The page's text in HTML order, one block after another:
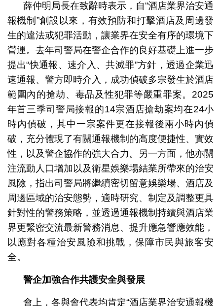
薛仲明局長在致辭時表示，自“酒店業界治安通
報機制”創設以來，有效預防和打擊酒店及周邊發
生的違法或犯罪活動，讓業界在安全有序的環境下
營運。去年司警局在警企合作的良好基礎上進一步
提出“快通報、速介入、共滅罪”方針，透過企業迅
速通報、警方即時介入，成功偵破多宗發生於酒店
範圍內的搶劫、毒品及性犯罪等嚴重罪案。2025
年首三季司警局接報的14宗酒店搶劫案均在24小
時內偵破，其中一宗案件更在接報後兩小時內偵
破，充分體現了有關通報機制的高度便捷性、實效
性，以及警企協作的強大合力。另一方面，他亦關
注流動人口增加以及衛星娛樂場結業所帶來的治安
風險，指出司警局將繼續密切留意娛樂場、酒店及
周邊區域的治安態勢，適時研究、制定及調整更具
針對性的警務策略，並透過通報機制持續與酒店業
界更緊密交流最新警務消息、提升應急響應效能，
以應對各種治安風險和挑戰，保障市民與旅客安
全。
警企加強合作共護安全與發展
會上，各與會代表均肯定“酒店業界治安通報機